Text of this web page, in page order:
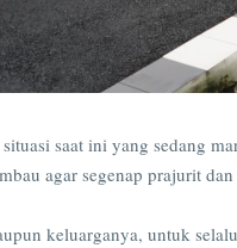
saat ini yang sedang
agar segenap prajurit
keluarganya, untuk